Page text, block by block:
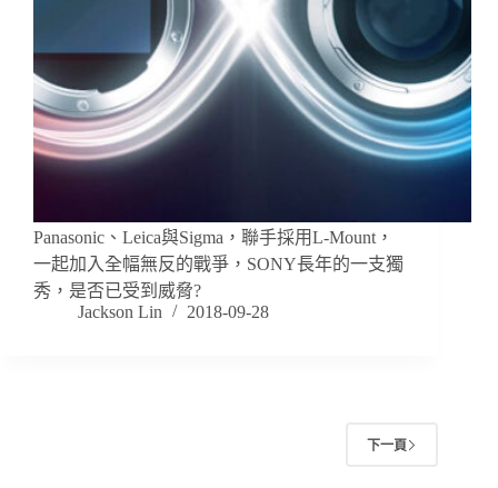
Panasonic、Leica與Sigma，聯手採用L-Mount，
一起加入全幅無反的戰爭，SONY長年的一支獨
秀，是否已受到威脅?
Jackson Lin
2018-09-28
下一頁